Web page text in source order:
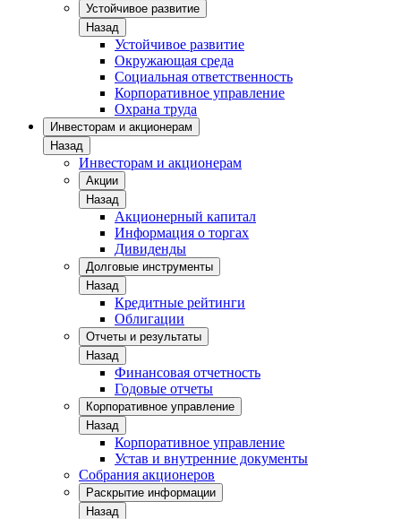
Устойчивое развитие
Назад
Устойчивое развитие
Окружающая среда
Социальная ответственность
Корпоративное управление
Охрана труда
Инвесторам и акционерам
Назад
Инвесторам и акционерам
Акции
Назад
Акционерный капитал
Информация о торгах
Дивиденды
Долговые инструменты
Назад
Кредитные рейтинги
Облигации
Отчеты и результаты
Назад
Финансовая отчетность
Годовые отчеты
Корпоративное управление
Назад
Корпоративное управление
Устав и внутренние документы
Собрания акционеров
Раскрытие информации
Назад